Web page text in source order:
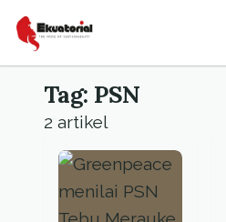
Tag: PSN
2 artikel